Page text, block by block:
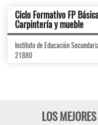
Ciclo Formativo FP
Carpintería y mueble
Instituto de Educación
21880
LOS